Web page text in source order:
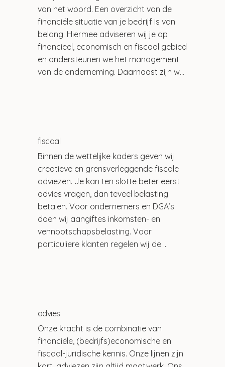
van het woord. Een overzicht van de
financiële situatie van je bedrijf is van
belang. Hiermee adviseren wij je op
financieel, economisch en fiscaal gebied
en ondersteunen we het management
van de onderneming. Daarnaast zijn we
fiscaal
Binnen de wettelijke kaders geven wij
creatieve en grensverleggende fiscale
adviezen. Je kan ten slotte beter eerst
advies vragen, dan teveel belasting
betalen. Voor ondernemers en DGA’s
doen wij aangiftes inkomsten- en
vennootschapsbelasting. Voor
particuliere klanten regelen wij de
advies
Onze kracht is de combinatie van
financiële, (bedrijfs)economische en
fiscaal-juridische kennis. Onze lijnen zijn